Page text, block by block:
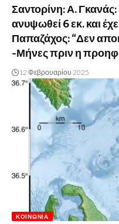
Σαντορίνη: Α. Γκανάς:
ανυψωθεί 6 εκ. και
Παπαζάχος: “Δεν
-Μήνες πριν η
12 Φεβρουαρίου 2025
ΚΟΙΝΩΝΊΑ